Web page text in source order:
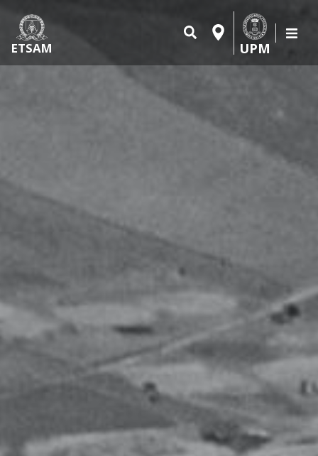
ETSAM UPM